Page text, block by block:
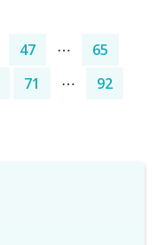
47 ⋯
65
71 ⋯
92